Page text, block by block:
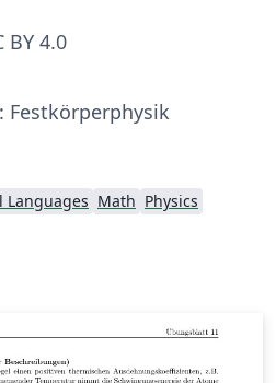
BY 4.0
Festkörperphysik
Math Physics